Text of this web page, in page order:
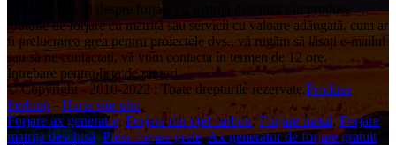
Pentru întrebări despre forjare cu matriță deschisă sau produse
gratuite de forjare cu matriță sau servicii cu valoare adăugată, cum ar
fi prelucrarea grea pentru proiectele dvs., vă rugăm să lăsați e-mailul
sau să ne contactați, vă vom contacta în termen de 12 ore.
Întrebare pentru lista de prețuri
© Copyright - 2010-2022 : Toate drepturile rezervate.Produse
fierbinți - Harta site-ului
Forjare ax generator, Forjare din oțel carbon,Forjare metal, Forjare
matriță deschisă, Piese forjate grele,Ax generator de forjare gratuit